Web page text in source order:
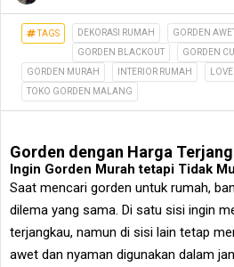
TAGS DEKORASI RUMAH GORDEN
GORDEN BLACKOUT
GORDEN
GORDEN MURAH
INTERIOR RUMAH
TOKO GORDEN MALANG
Gorden dengan Harga
Ingin Gorden Murah tetapi Tidak
Saat mencari gorden untuk rumah,
dilema yang sama. Di satu sisi ingin
terjangkau, namun di sisi lain tetap
awet dan nyaman digunakan dalam